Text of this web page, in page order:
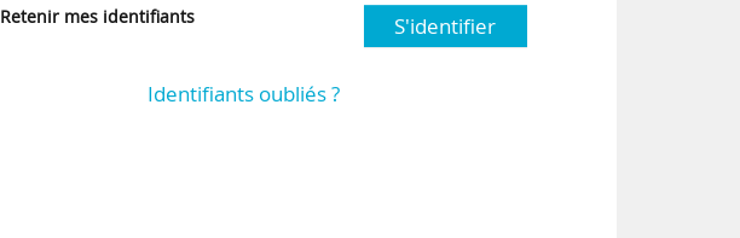
Retenir mes identifiants S'identifier
Identifiants oubliés ?